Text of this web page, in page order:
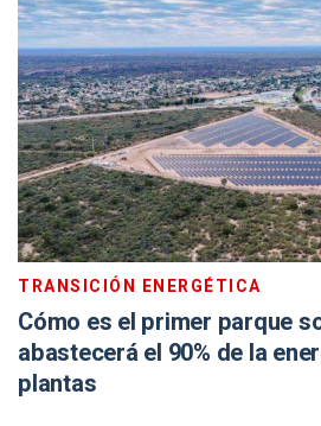
TRANSICIÓN ENERGÉTICA
Cómo es el primer parque
abastecerá el 90% de la
plantas